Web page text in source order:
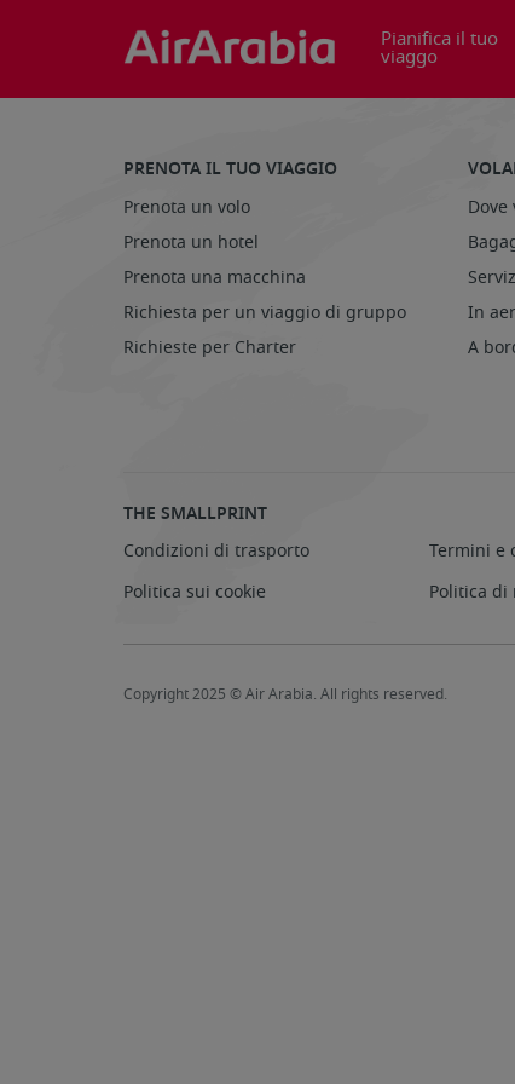
Pianifica il tuo
viaggo
PRENOTA IL TUO VIAGGIO
Prenota un volo
Prenota un hotel
Prenota una macchina
Richiesta per un viaggio di gruppo
Richieste per Charter
Dove
In
A
THE SMALLPRINT
Condizioni di trasporto
Termini e
Politica sui cookie
Politica di
Copyright 2025 © Air Arabia. All rights reserved.